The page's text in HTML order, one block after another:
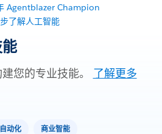
Agentblazer Champion
了解人工智能
您的专业技能。 了解更多
动化 商业智能